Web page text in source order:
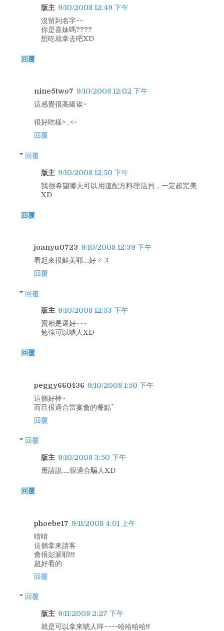
版主 9/10/2008 12:49 下午
沒留到名字~~
你是喜妹嗎????
想吃就拿去吧XD
回覆
nine5two7 9/10/2008 12:02 下午
這感覺很高級诶~
很好吃樣>_<~
回覆
回覆
版主 9/10/2008 12:50 下午
我很希望哪天可以用這配方料理活貝，一定超完美
XD
回覆
joanyu0723 9/10/2008 12:39 下午
看起來很鮮美耶....好ㄔㄡ
回覆
回覆
版主 9/10/2008 12:53 下午
賣相是還好~~~
勉強可以唬人XD
回覆
peggy660436 9/10/2008 1:50 下午
這個好棒~
而且很適合當宴會的餐點^^
回覆
回覆
版主 9/10/2008 3:50 下午
應該說.....很適合騙人XD
回覆
phoebe17 9/11/2008 4:01 上午
唷唷
這個拿來請客
會很彭派耶!!!
超好看的
回覆
回覆
版主 9/11/2008 2:27 下午
就是可以拿來唬人咩~~~~哈哈哈哈!!